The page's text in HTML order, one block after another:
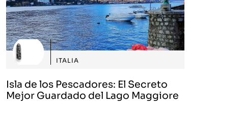
ITALIA
Isla de los Pescadores: El Secreto
Mejor Guardado del Lago Maggiore